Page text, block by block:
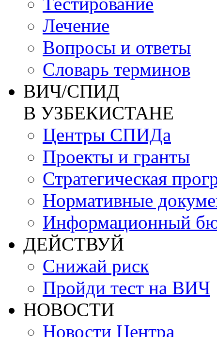
Лечение
Вопросы и ответы
Словарь терминов
ВИЧ/СПИД
В УЗБЕКИСТАНЕ
Центры СПИДа
Проекты и гранты
Стратегическая
Нормативные
Информационный
ДЕЙСТВУЙ
Снижай риск
Пройди тест на ВИЧ
НОВОСТИ
Новости Центра